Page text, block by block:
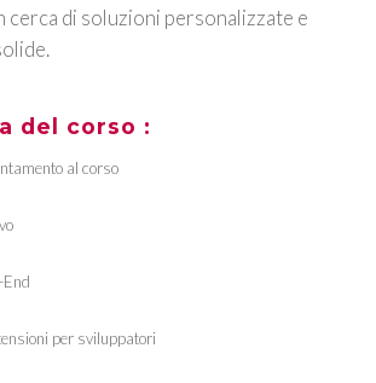
cerca di soluzioni personalizzate e
del corso :
al corso
per sviluppatori